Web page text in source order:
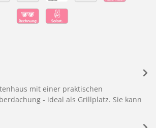
mit einer praktischen
- ideal als Grillplatz. Sie kann